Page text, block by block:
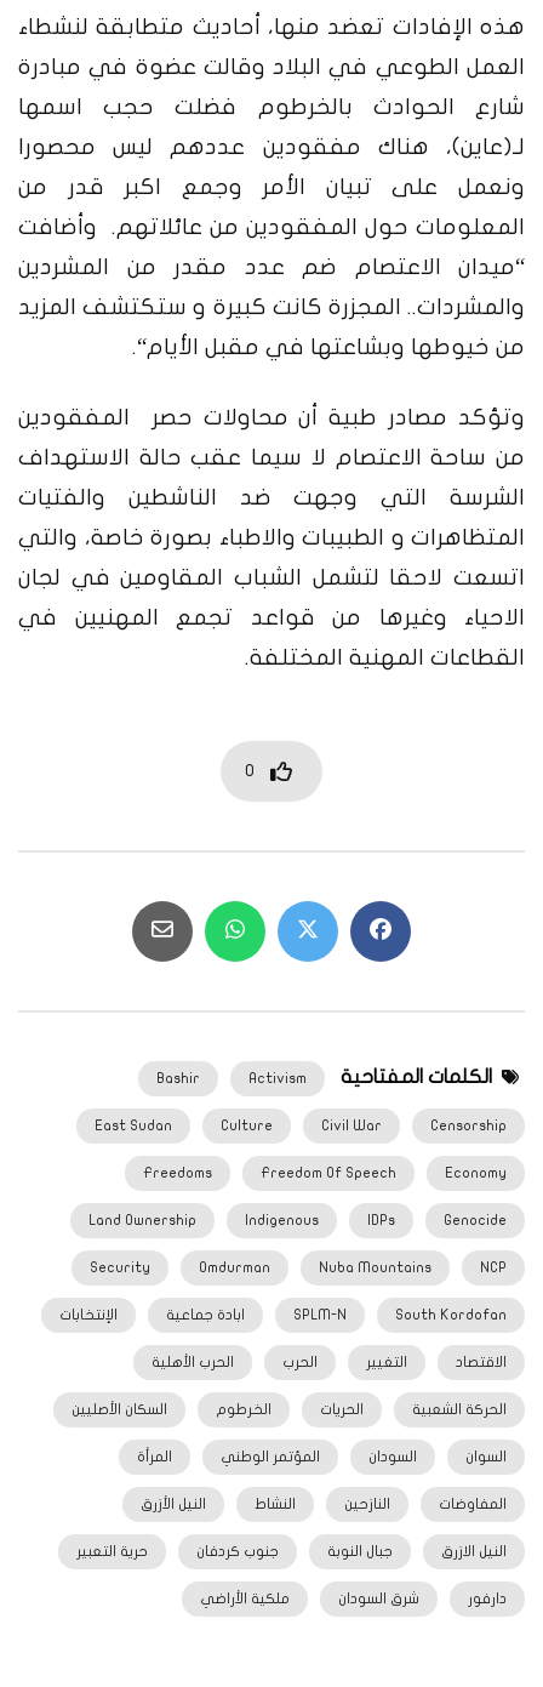
هذه الإفادات تعضد منها، أحاديث متطابقة لنشطاء
العمل الطوعي في البلاد وقالت عضوة في مبادرة
شارع الحوادث بالخرطوم فضلت حجب اسمها
لـ(عاين)، هناك مفقودين عددهم ليس محصورا
ونعمل على تبيان الأمر وجمع اكبر قدر من
المعلومات حول المفقودين من عائلاتهم . وأضافت
“ميدان الاعتصام ضم عدد مقدر من المشردين
والمشردات.. المجزرة كانت كبيرة و ستكتشف المزيد
من خيوطها وبشاعتها في مقبل الأيام“.
وتؤكد مصادر طبية أن محاولات حصر المفقودين
من ساحة الاعتصام لا سيما عقب حالة الاستهداف
الشرسة التي وجهت ضد الناشطين والفتيات
المتظاهرات و الطبيبات والاطباء بصورة خاصة، والتي
اتسعت لاحقا لتشمل الشباب المقاومين في لجان
الاحياء وغيرها من قواعد تجمع المهنيين في
القطاعات المهنية المختلفة.
0
الكلمات المفتاحية Activism
Bashir
Censorship
Civil War
Culture
East Sudan
Economy
Freedom Of Speech
Freedoms
Genocide
IDPs
Indigenous
Land Ownership
NCP
Nuba Mountains
Omdurman
Security
South Kordofan
SPLM-N ابادة جماعية الإنتخابات
الاقتصاد التغيير الحرب الحرب الأهلية
الحركة الشعبية الحريات الخرطوم السكان الأصليين
السوان السودان المؤتمر الوطني المرأة
المفاوضات النازحين النشاط النيل الأزرق
النيل الازرق جبال النوبة جنوب كردفان حرية التعبير
دارفور شرق السودان ملكية الأراضي